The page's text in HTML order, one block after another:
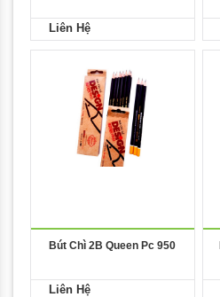
Liên Hệ
Bút Chì 2B Queen Pc 950
Liên Hệ